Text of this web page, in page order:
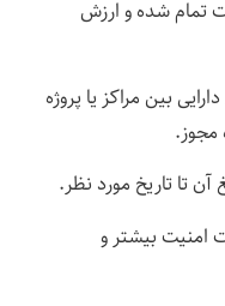
تمام شده و ارزش
بین مراکز یا پروژه
مجوز.
امنیت بیشتر و